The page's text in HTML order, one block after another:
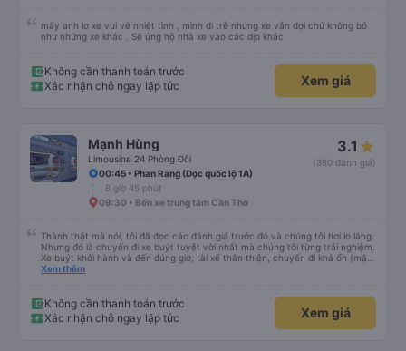
mấy anh lơ xe vui vẻ nhiệt tình , mình đi trễ nhưng xe vẫn đợi chứ không bỏ
như những xe khác . Sẽ ủng hộ nhà xe vào các dịp khác
Không cần thanh toán trước
Xác nhận chỗ ngay lập tức
Xem giá
Mạnh Hùng
Limousine 24 Phòng Đôi
3.1
(380 đánh giá)
00:45 • Phan Rang (Dọc quốc lộ 1A)
8 giờ 45 phút
09:30 • Bến xe trung tâm Cần Thơ
Thành thật mà nói, tôi đã đọc các đánh giá trước đó và chúng tôi hơi lo lắng.
Nhưng đó là chuyến đi xe buýt tuyệt vời nhất mà chúng tôi từng trải nghiệm.
Xe buýt khởi hành và đến đúng giờ, tài xế thân thiện, chuyến đi khá ổn (mặc
dù vẫn hơi xóc, nhưng đó là đặc trưng của Việt Nam ^^), và chỗ ngồi thoải
Xem thêm
Không cần thanh toán trước
Xác nhận chỗ ngay lập tức
Xem giá